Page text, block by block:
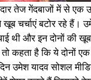
तेज गेंदबाजों में से एक
चर्चाएं बटोर रहे हैं।
थी और इन दोनों की
कहता है कि ये दोनों
उमेश यादव सोशल